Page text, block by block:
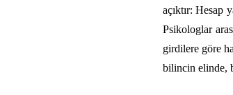
açıktır: Hesap
Psikologlar
girdilere göre
bilincin elinde,